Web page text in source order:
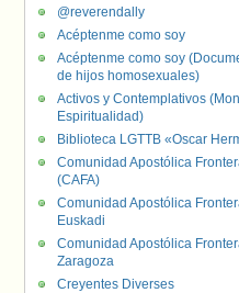
@reverendally
Acéptenme como soy
Acéptenme como soy
de hijos homosexuales)
Activos y Contemplativos
Espiritualidad)
Biblioteca LGTTB «Oscar
Comunidad Apostólica
(CAFA)
Comunidad Apostólica
Euskadi
Comunidad Apostólica
Zaragoza
Creyentes Diverses